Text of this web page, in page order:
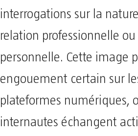
interrogations sur la
relation professionnelle ou
personnelle. Cette image
engouement certain sur
plateformes numériques,
internautes échangent